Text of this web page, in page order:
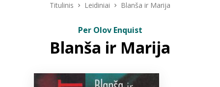
ELVIS atvyksta
Naujienos
Titulinis Leidiniai Blanša ir Marija
Per Olov Enquist
Blanša ir Marija